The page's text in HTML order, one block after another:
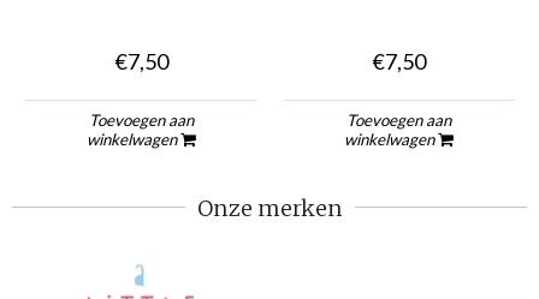
€7,50
Toevoegen aan
winkelwagen
€7,50
Toevoegen aan
winkelwagen
Onze merken